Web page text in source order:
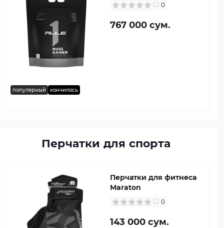
популярный кончилось
0
767 000 сум.
Перчатки для спорта
Перчатки для фитнеса
Maraton
0
143 000 сум.